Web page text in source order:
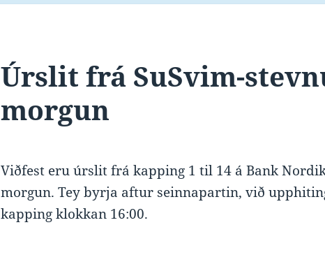
Úrslit frá SuSvim-
morgun
Viðfest eru úrslit frá kapping 1 til 14 á Bank
morgun. Tey byrja aftur seinnapartin, við
kapping klokkan 16:00.